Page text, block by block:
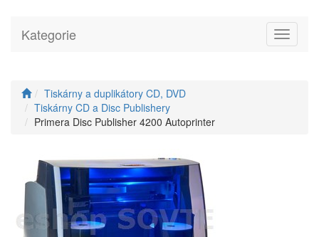
Toggle
Kategorie
Tiskárny a duplikátory CD, DVD
Tiskárny CD a Disc Publishery
Primera Disc Publisher 4200 Autoprinter